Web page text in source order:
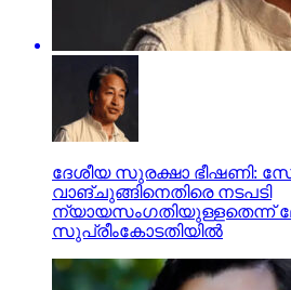
ദേശീയ സുരക്ഷാ ഭീഷണി:
വാങ്ചുങ്ങിനെതിരെ നടപടി
ന്യായസംഗതിയുള്ളതെന്ന് ലേ
സുപ്രീംകോടതിയില്‍